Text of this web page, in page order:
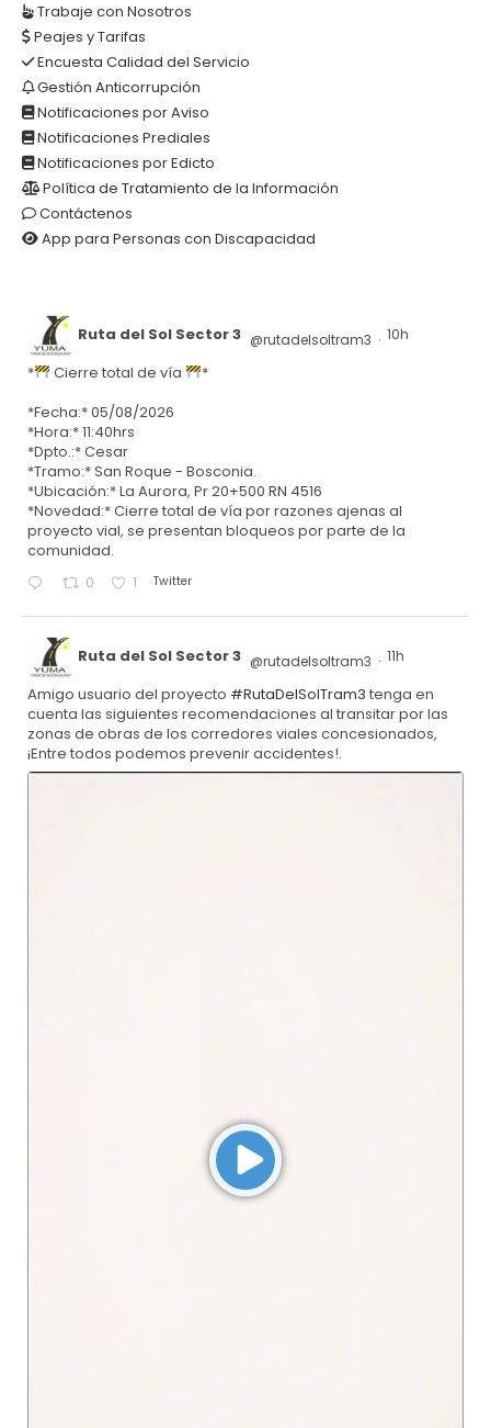
Trabaje con Nosotros
Peajes y Tarifas
Encuesta Calidad del Servicio
Gestión Anticorrupción
Notificaciones por Aviso
Notificaciones Prediales
Notificaciones por Edicto
Política de Tratamiento de la Información
Contáctenos
App para Personas con Discapacidad
Ruta del Sol Sector 3 @rutadelsoltram3 · 10h
* Cierre total de vía
*
*Fecha:* 05/08/2026
*Hora:* 11:40hrs
*Dpto.:* Cesar
*Tramo:* San Roque - Bosconia.
*Ubicación:* La Aurora, Pr 20+500 RN 4516
*Novedad:* Cierre total de vía por razones ajenas al
proyecto vial, se presentan bloqueos por parte de la
comunidad.
0 1 Twitter
Ruta del Sol Sector 3 @rutadelsoltram3 · 11h
Amigo usuario del proyecto #RutaDelSolTram3 tenga en
cuenta las siguientes recomendaciones al transitar por las
zonas de obras de los corredores viales concesionados,
¡Entre todos podemos prevenir accidentes!.